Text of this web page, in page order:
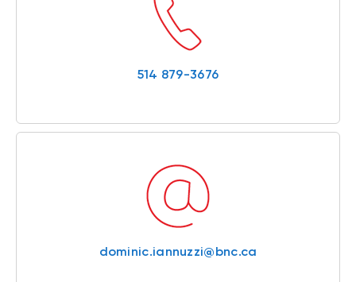
514 879-3676
dominic.iannuzzi@bnc.ca